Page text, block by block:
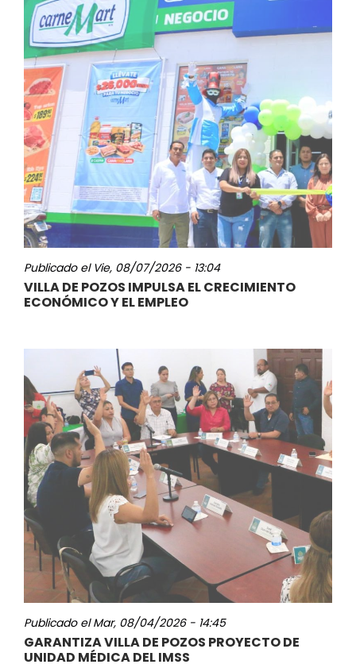
Publicado el Vie, 08/07/2026 - 13:04
VILLA DE POZOS IMPULSA EL CRECIMIENTO
ECONÓMICO Y EL EMPLEO
Publicado elMar, 08/04/2026 - 14:45
GARANTIZA VILLA DE POZOS PROYECTO DE
UNIDAD MÉDICA DEL IMSS